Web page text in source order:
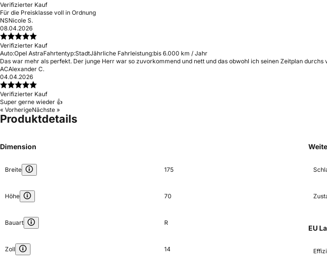
Verifizierter Kauf
Für die Preisklasse voll in Ordnung
NSNicole S.
08.04.2026
Verifizierter Kauf
Auto:Opel AstraFahrtentyp:StadtJährliche Fahrleistung:bis 6.000 km / Jahr
Das war mehr als perfekt. Der junge Herr war so zuvorkommend und nett und das obwohl ich seinen Zeitplan
ACAlexander C.
04.04.2026
Verifizierter Kauf
Super gerne wieder 👍
« VorherigeNächste »
Produktdetails
Dimension
Breite 175
Höhe 70
Bauart R
Zoll 14
EU